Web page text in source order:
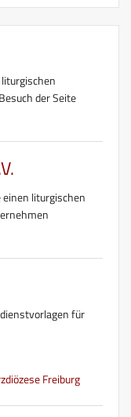
liturgischen
der Seite
einen liturgischen
für
Freiburg